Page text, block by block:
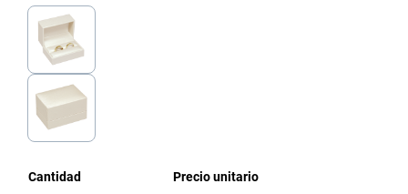
Cantidad Precio unitario